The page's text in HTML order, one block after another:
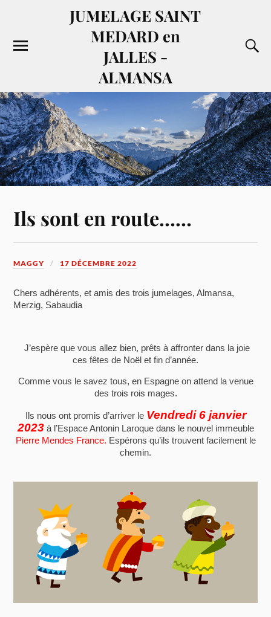
JUMELAGE SAINT
MEDARD en
JALLES -
ALMANSA
Ils sont en route……
MAGGY 17 DÉCEMBRE 2022
Chers adhérents, et amis des trois jumelages, Almansa,
Merzig, Sabaudia
J’espère que vous allez bien, prêts à affronter dans la joie
ces fêtes de Noël et fin d’année.
Comme vous le savez tous, en Espagne on attend la venue
des trois rois mages.
Ils nous ont promis d’arriver le Vendredi 6 janvier
2023à l’Espace Antonin Laroque dans le nouvel immeuble
Pierre Mendes France. Espérons qu’ils trouvent facilement le
chemin.